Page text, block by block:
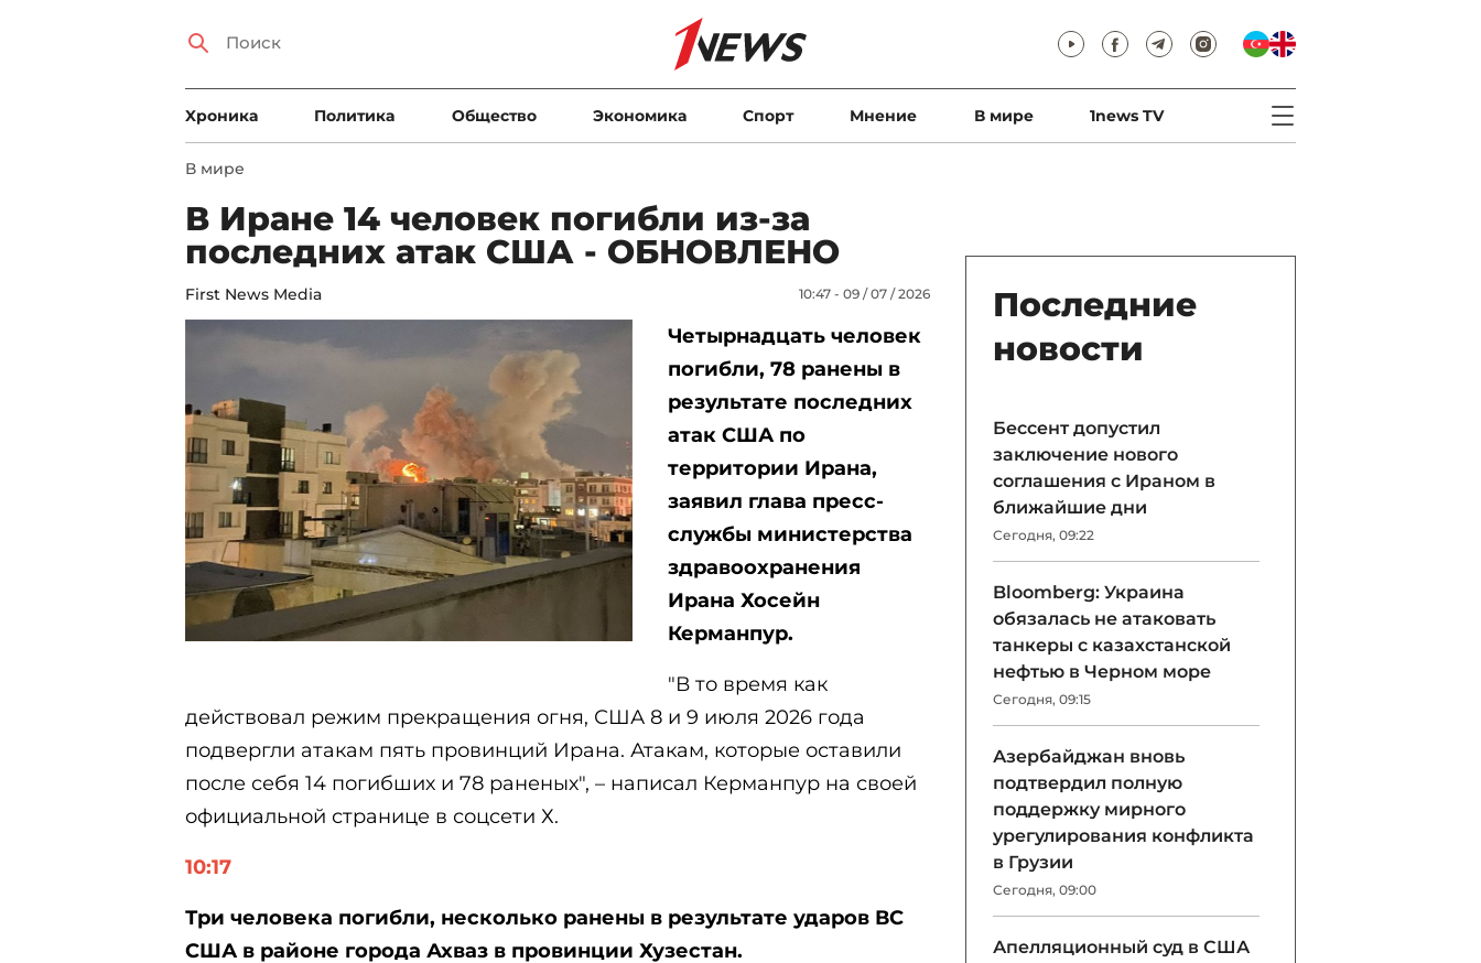
Xроника Политика Общество Экономика Спорт Мнение В мире 1news TV
В мире
В Иране 14 человек погибли из-за
последних атак США - ОБНОВЛЕНО
First News Media 10:47 - 09 / 07 / 2026
Четырнадцать человек
погибли, 78 ранены в
результате последних
атак США по
территории Ирана,
заявил глава пресс-
службы министерства
здравоохранения
Ирана Хосейн
Керманпур.
"В то время как
действовал режим прекращения огня, США 8 и 9 июля 2026 года
подвергли атакам пять провинций Ирана. Атакам, которые оставили
после себя 14 погибших и 78 раненых", – написал Керманпур на своей
официальной странице в соцсети Х.
10:17
Три человека погибли, несколько ранены в результате ударов ВС
США в районе города Ахваз в провинции Хузестан.
Последние
новости
Бессент допустил
заключение нового
соглашения с Ираном в
ближайшие дни
Сегодня, 09:22
Bloomberg: Украина
обязалась не атаковать
танкеры с казахстанской
нефтью в Черном море
Сегодня, 09:15
Азербайджан вновь
подтвердил полную
поддержку мирного
урегулирования конфликта
в Грузии
Сегодня, 09:00
Апелляционный суд в США